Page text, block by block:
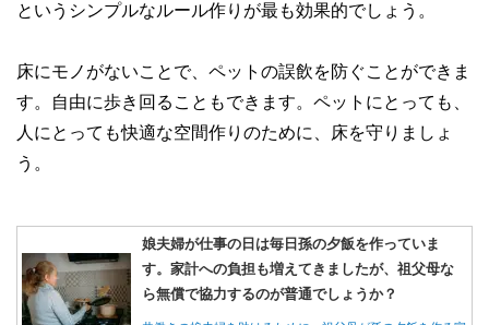
というシンプルなルール作りが最も効果的でしょう。
床にモノがないことで、ペットの誤飲を防ぐことができま
す。自由に歩き回ることもできます。ペットにとっても、
人にとっても快適な空間作りのために、床を守りましょ
う。
娘夫婦が仕事の日は毎日孫の夕飯を作っていま
す。家計への負担も増えてきましたが、祖父母な
ら無償で協力するのが普通でしょうか？